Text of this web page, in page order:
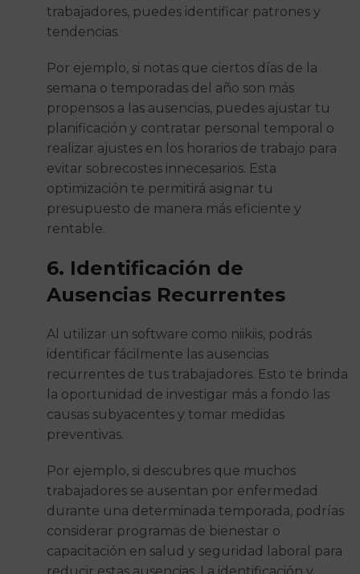
trabajadores, puedes identificar patrones y
tendencias.
Por ejemplo, si notas que ciertos días de la
semana o temporadas del año son más
propensos a las ausencias, puedes ajustar tu
planificación y contratar personal temporal o
realizar ajustes en los horarios de trabajo para
evitar sobrecostes innecesarios. Esta
optimización te permitirá asignar tu
presupuesto de manera más eficiente y
rentable.
6. Identificación de
Ausencias Recurrentes
Al utilizar un software como niikiis, podrás
identificar fácilmente las ausencias
recurrentes de tus trabajadores. Esto te brinda
la oportunidad de investigar más a fondo las
causas subyacentes y tomar medidas
preventivas.
Por ejemplo, si descubres que muchos
trabajadores se ausentan por enfermedad
durante una determinada temporada, podrías
considerar programas de bienestar o
capacitación en salud y seguridad laboral para